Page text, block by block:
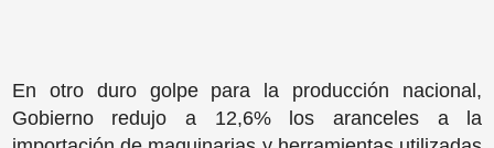
En otro duro golpe para la producción nacional,
Gobierno redujo a 12,6% los aranceles a la